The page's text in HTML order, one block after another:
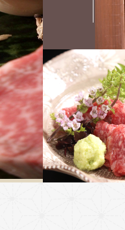
最高級の
神戸牛
ステーキ